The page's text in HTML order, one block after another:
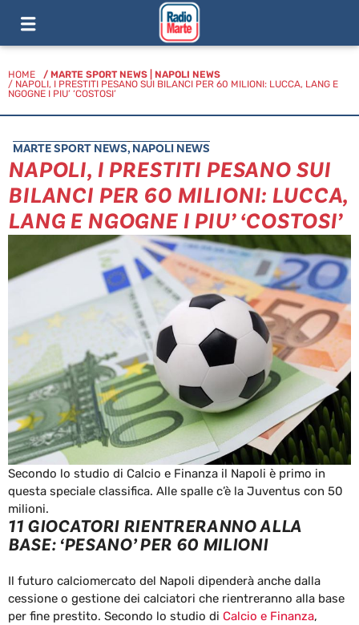
HOME / MARTE SPORT NEWS
NAPOLI NEWS
/ NAPOLI, I PRESTITI PESANO SUI BILANCI PER 60 MILIONI: LUCCA, LANG E
NGOGNE I PIU’ ‘COSTOSI’
MARTE SPORT NEWS, NAPOLI NEWS
NAPOLI, I PRESTITI PESANO SUI
BILANCI PER 60 MILIONI: LUCCA,
LANG E NGOGNE I PIU’ ‘COSTOSI’
Secondo lo studio di Calcio e Finanza il Napoli è primo in
questa speciale classifica. Alle spalle c’è la Juventus con 50
milioni.
11 GIOCATORI RIENTRERANNO ALLA
BASE: ‘PESANO’ PER 60 MILIONI
Il futuro calciomercato del Napoli dipenderà anche dalla
cessione o gestione dei calciatori che rientreranno alla base
per fine prestito. Secondo lo studio di Calcio e Finanza,